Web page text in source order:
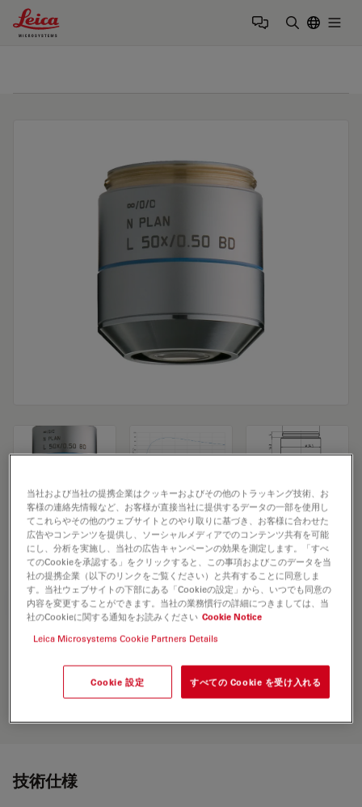
Leica Microsystems Logo
Microscope Objective N PLAN L 50x/0,50
BD
見積依頼
Discover the perfect solution. Explore
our
Objective Finder, compare
alternatives, and find the best fit for
技術仕様
当社および当社の提携企業はクッキーおよびその他のトラッキング技術、お
客様の連絡先情報など、お客様が直接当社に提供するデータの一部を使用し
てこれらやその他のウェブサイトとのやり取りに基づき、お客様に合わせた
広告やコンテンツを提供し、ソーシャルメディアでのコンテンツ共有を可能
にし、分析を実施し、当社の広告キャンペーンの効果を測定します。「すべ
てのCookieを承認する」をクリックすると、この事項およびこのデータを当
社の提携企業（以下のリンクをご覧ください）と共有することに同意しま
す。当社ウェブサイトの下部にある「Cookieの設定」から、いつでも同意の
内容を変更することができます。当社の業務慣行の詳細につきましては、当
社のCookieに関する通知をお読みください Cookie Notice
Leica Microsystems Cookie Partners Details
Cookie 設定 すべての Cookie を受け入れる